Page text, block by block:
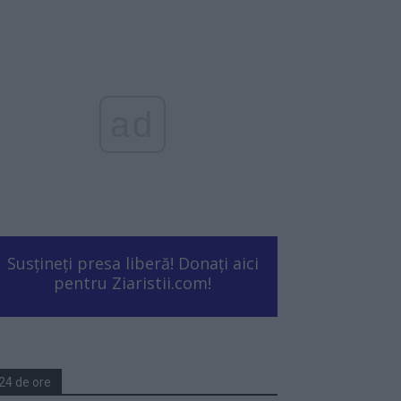
Susțineți presa liberă! Donați aici
pentru Ziaristii.com!
de ore